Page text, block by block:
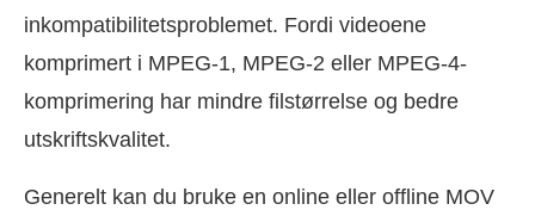
inkompatibilitetsproblemet. Fordi videoene
komprimert i MPEG-1, MPEG-2 eller MPEG-4-
komprimering har mindre filstørrelse og bedre
utskriftskvalitet.
Generelt kan du bruke en online eller offline MOV